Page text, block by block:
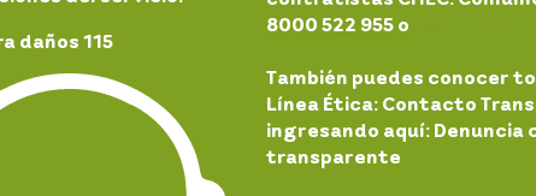
daños 115
8000 522 955 o
También puedes conocer
Línea Ética: Contacto
ingresando aquí:
transparente